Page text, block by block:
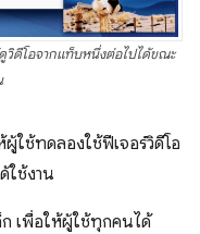
วิดีโอจากแท็บหนึ่งต่อไปได้ขณะ
ใช้ทดลองใช้ฟีเจอร์วิดีโอ
ใช้งาน
ก เพื่อให้ผู้ใช้ทุกคนได้